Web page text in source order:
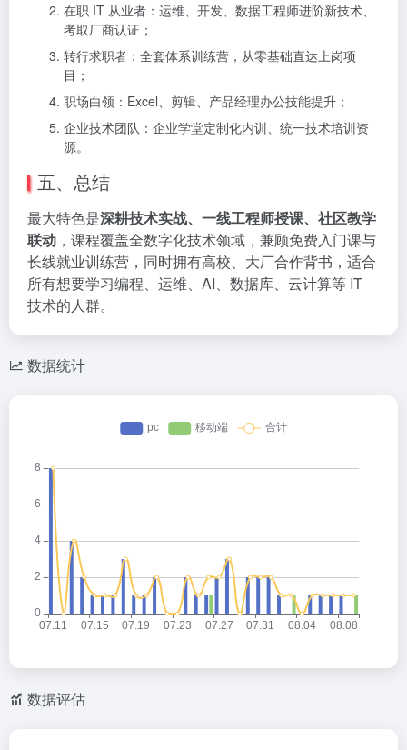
在职 IT 从业者：运维、开发、数据工程师进阶新技术、
考取厂商认证；
转行求职者：全套体系训练营，从零基础直达上岗项
目；
职场白领：Excel、剪辑、产品经理办公技能提升；
企业技术团队：企业学堂定制化内训、统一技术培训资
源。
五、总结
最大特色是深耕技术实战、一线工程师授课、社区教学
联动 ，课程覆盖全数字化技术领域，兼顾免费入门课与
长线就业训练营，同时拥有高校、大厂合作背书，适合
所有想要学习编程、运维、AI、数据库、云计算等 IT
技术的人群。
数据统计
数据评估